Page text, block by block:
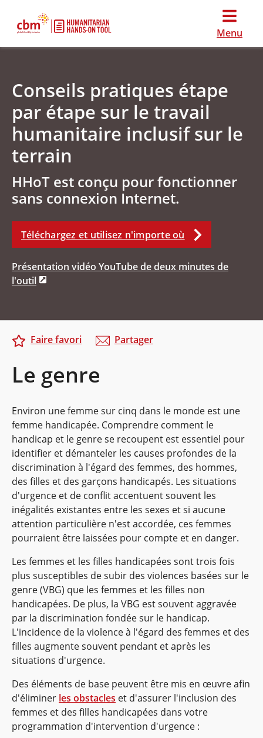
Menu
Conseils pratiques étape
par étape sur le travail
humanitaire inclusif sur le
terrain
HHoT est conçu pour fonctionner
sans connexion Internet.
Téléchargez et utilisez n'importe où
Présentation vidéo YouTube de deux minutes de
l'outil
Le genre
Faire favori Partager
Environ une femme sur cinq dans le monde est une
femme handicapée. Comprendre comment le
handicap et le genre se recoupent est essentiel pour
identifier et démanteler les causes profondes de la
discrimination à l'égard des femmes, des hommes,
des filles et des garçons handicapés. Les situations
d'urgence et de conflit accentuent souvent les
inégalités existantes entre les sexes et si aucune
attention particulière n'est accordée, ces femmes
pourraient être laissées pour compte et en danger.
Les femmes et les filles handicapées sont trois fois
plus susceptibles de subir des violences basées sur le
genre (VBG) que les femmes et les filles non
handicapées. De plus, la VBG est souvent aggravée
par la discrimination fondée sur le handicap.
L'incidence de la violence à l'égard des femmes et des
filles augmente souvent pendant et après les
situations d'urgence.
Des éléments de base peuvent être mis en œuvre afin
d'éliminer les obstacles et d'assurer l'inclusion des
femmes et des filles handicapées dans votre
programmation d'intervention d'urgence :